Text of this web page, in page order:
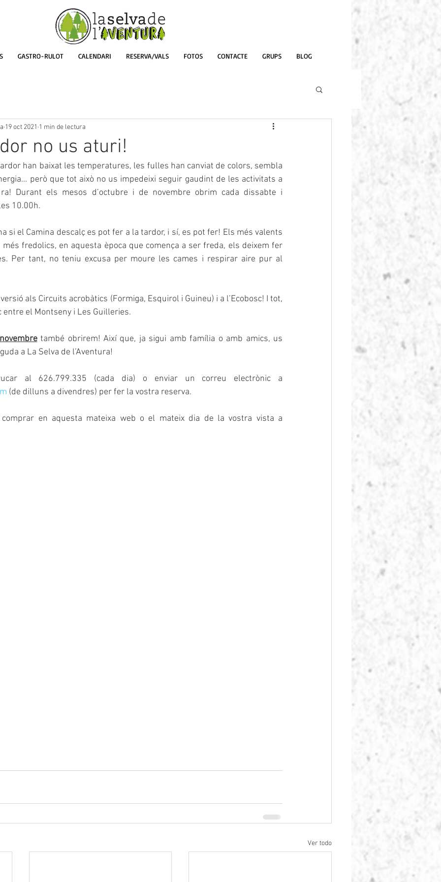
GASTRO-RULOT CALENDARI RESERVA/VALS FOTOS CONTACTE GRUPS BLOG
no us aturi!
19 oct 2021 1 min de lectura
han baixat les temperatures, les fulles han canviat de colors, sembla
però que tot això no us impedeixi seguir gaudint de les activitats a
Durant els mesos d’octubre i de novembre obrim cada dissabte i
10.00h.
si el Camina descalç es pot fer a la tardor, i sí, es pot fer! Els més valents
fredolics, en aquesta època que comença a ser freda, els deixem fer
Per tant, no teniu excusa per moure les cames i respirar aire pur al
als Circuits acrobàtics (Formiga, Esquirol i Guineu) i a l’Ecobosc! I tot,
el Montseny i Les Guilleries.
també obrirem! Així que, ja sigui amb família o amb amics, us
a La Selva de l’Aventura!
(de dilluns a divendres) per fer la vostra reserva.
en aquesta mateixa web o el mateix dia de la vostra vista a
Ver todo